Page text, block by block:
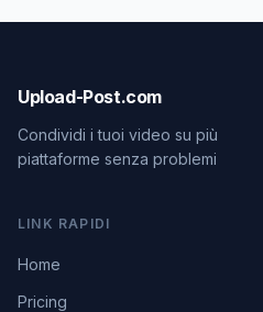
Upload-Post.com
Condividi i tuoi video su più
piattaforme senza problemi
LINK RAPIDI
Home
Pricing